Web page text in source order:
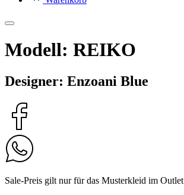
Modell: REIKO
Designer: Enzoani Blue
Sale-Preis gilt nur für das Musterkleid im Outlet